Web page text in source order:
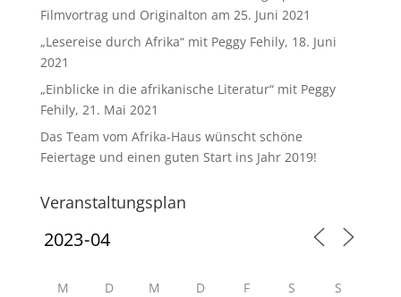
Filmvortrag und Originalton am 25. Juni 2021
„Lesereise durch Afrika“ mit Peggy Fehily, 18. Juni
2021
„Einblicke in die afrikanische Literatur“ mit Peggy
Fehily, 21. Mai 2021
Das Team vom Afrika-Haus wünscht schöne
Feiertage und einen guten Start ins Jahr 2019!
Veranstaltungsplan
M D M D F S S